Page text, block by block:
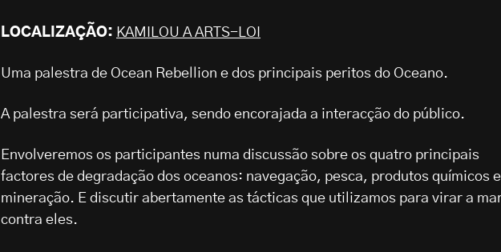
LOCALIZAÇÃO: KAMILOU A ARTS-LOI
Uma palestra de Ocean Rebellion e dos principais peritos do Oceano.
A palestra será participativa, sendo encorajada a interacção do público.
Envolveremos os participantes numa discussão sobre os quatro principais
factores de degradação dos oceanos: navegação, pesca, produtos químicos e
mineração. E discutir abertamente as tácticas que utilizamos para virar a
contra eles.